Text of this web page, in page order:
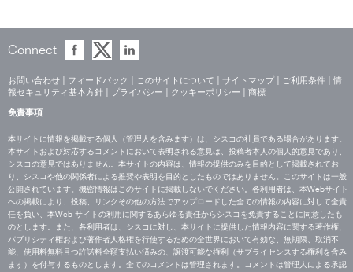
Connect
お問い合わせ フィードバック このサイトについて サイトマップ ご利用条件
情
報セキュリティ基本方針
プライバシー クッキーポリシー 商標
免責事項
本サイトに情報を掲載する個人（管理人を含みます）は、シスコの社員である場合があります。
本サイトおよび対応するコメントにおいて表明される意見は、投稿者本人の個人的意見であり、
シスコの意見ではありません。本サイトの内容は、情報の提供のみを目的として掲載されてお
り、シスコや他の関係者による推奨や表明を目的としたものではありません。このサイトは一般
公開されています。機密情報はこのサイトに掲載しないでください。各利用者は、本Webサイト
への掲載により、投稿、リンクその他の方法でアップロードした全ての情報の内容に対して全責
任を負い、本Web サイトの利用に関するあらゆる責任からシスコを免責することに同意したも
のとします。また、各利用者は、シスコに対し、本サイトに提供した情報内容に関する著作権、
パブリシティ権および著作者人格権を行使するための全世界において有効な、無期限、取消不
能、使用料無料且つ許諾料全額支払い済みの、譲渡可能な権利（サブライセンスする権利を含み
ます）を付与するものとします。全てのコメントは管理されます。コメントは管理人による承認